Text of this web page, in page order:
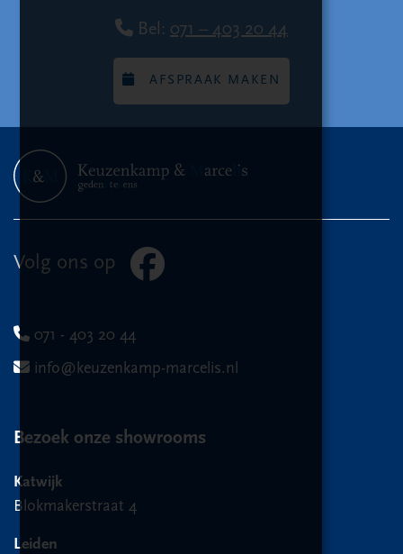
Bel: 071 – 403 20 44
AFSPRAAK MAKEN
Volg ons op
071 - 403 20 44
info@keuzenkamp-marcelis.nl
Bezoek onze showrooms
Katwijk
Blokmakerstraat 4
Leiden